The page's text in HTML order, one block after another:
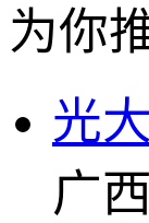
为你
光
广